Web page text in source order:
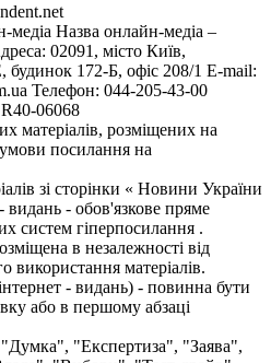
медіа Назва онлайн-медіа –
02091, місто Київ,
172-Б, офіс 208/1 E-mail:
Телефон: 044-205-43-00
R40-06068
матеріалів, розміщених на
умови посилання на
зі сторінки « Новини України
- видань - обов'язкове пряме
систем гіперпосилання .
в незалежності від
використання матеріалів.
- видань) - повинна бути
або в першому абзаці
"Експертиза", "Заява",